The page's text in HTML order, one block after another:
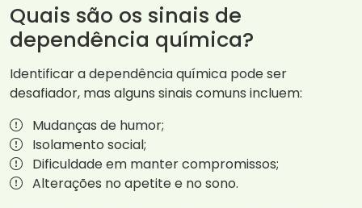
Quais são os sinais de
dependência química?
Identificar a dependência química pode ser
desafiador, mas alguns sinais comuns incluem:
Mudanças de humor;
Isolamento social;
Dificuldade em manter compromissos;
Alterações no apetite e no sono.